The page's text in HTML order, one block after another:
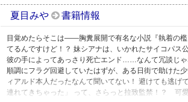
夏目みや 書籍情報
目覚めたらそこは――胸糞展開で有名な小説『執着の檻
てるんですけど！？ 妹シアナは、いかれたサイコパス
彼の手によってあっさり死亡エンド……なんて冗談じゃ
順調にフラグ回避していたはずが、ある日街で助けた
ィアルド本人だったなんて聞いてない！ 避けても逃
連れてきちゃった」 って、さらっと拉致監禁！？ 可